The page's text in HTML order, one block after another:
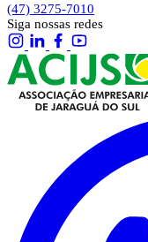
(47) 3275-7010
Siga nossas redes